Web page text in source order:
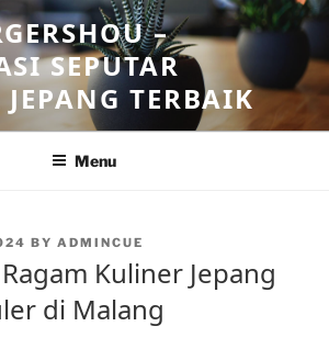
–
SEPUTAR
TERBAIK
Menu
BY ADMINCUE
Kuliner Jepang
di Malang